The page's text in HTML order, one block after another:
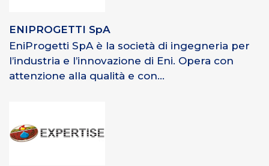
ENIPROGETTI SpA
EniProgetti SpA è la società di ingegneria per
l’industria e l’innovazione di Eni. Opera con
attenzione alla qualità e con...